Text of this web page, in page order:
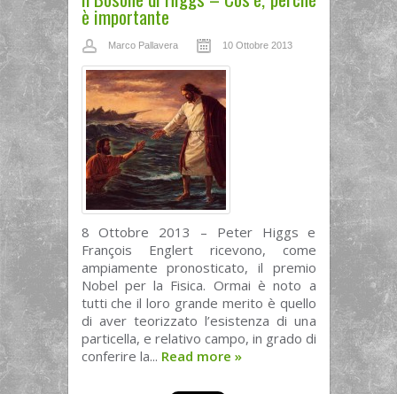
è importante
Marco Pallavera 10 Ottobre 2013
8 Ottobre 2013 – Peter Higgs e
François Englert ricevono, come
ampiamente pronosticato, il premio
Nobel per la Fisica. Ormai è noto a
tutti che il loro grande merito è quello
di aver teorizzato l’esistenza di una
particella, e relativo campo, in grado di
conferire la... Read more »